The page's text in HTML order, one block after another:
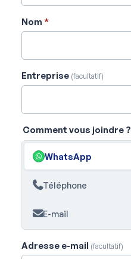
Nom *
Entreprise (facultatif)
Comment vous joindre ?
WhatsApp
Téléphone
E-mail
Adresse e-mail (facultatif)